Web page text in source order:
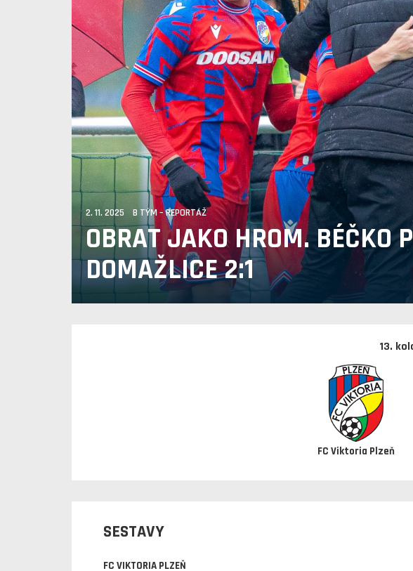
2. 11. 2025 B TÝM – REPORTÁŽ
OBRAT JAKO HROM. BÉČKO
DOMAŽLICE 2:1
13.
FC Viktoria Plzeň
SESTAVY
FC VIKTORIA PLZEŇ